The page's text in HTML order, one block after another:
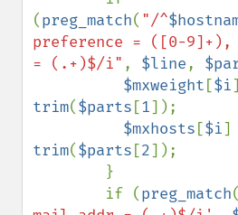
(preg_match( "/^
preference = ([0-9]+),
= (.+)$/i" , $line,
$mxweight [$i
trim($parts [1]);
$mxhosts [$i
trim($parts [2]);
        if (
preg_match(